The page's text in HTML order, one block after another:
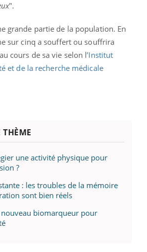
".
grande partie de la population. En
sur cinq a souffert ou souffrira
cours de sa vie selon l’Institut
et de la recherche médicale
THÈME
une activité physique pour
?
: les troubles de la mémoire
sont bien réels
biomarqueur pour